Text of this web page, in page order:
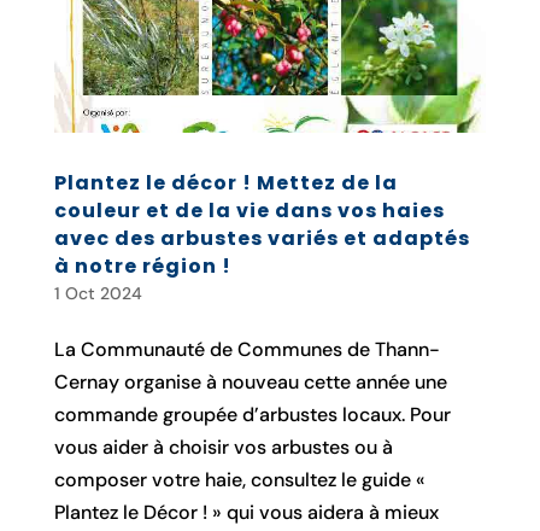
Plantez le décor ! Mettez de la
couleur et de la vie dans vos haies
avec des arbustes variés et adaptés
à notre région !
1 Oct 2024
La Communauté de Communes de Thann-
Cernay organise à nouveau cette année une
commande groupée d’arbustes locaux. Pour
vous aider à choisir vos arbustes ou à
composer votre haie, consultez le guide «
Plantez le Décor ! » qui vous aidera à mieux